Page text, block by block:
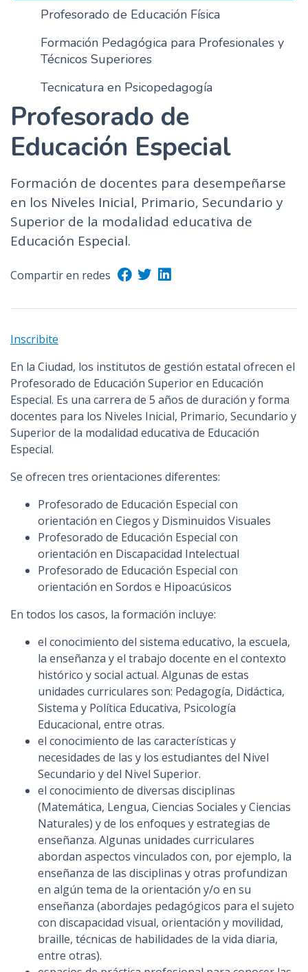
Profesorado de Educación Física
Formación Pedagógica para Profesionales y
Técnicos Superiores
Tecnicatura en Psicopedagogía
Profesorado de
Educación Especial
Formación de docentes para desempeñarse
en los Niveles Inicial, Primario, Secundario y
Superior de la modalidad educativa de
Educación Especial.
Compartir en redes
Inscribite
En la Ciudad, los institutos de gestión estatal ofrecen el
Profesorado de Educación Superior en Educación
Especial. Es una carrera de 5 años de duración y forma
docentes para los Niveles Inicial, Primario, Secundario y
Superior de la modalidad educativa de Educación
Especial.
Se ofrecen tres orientaciones diferentes:
Profesorado de Educación Especial con
orientación en Ciegos y Disminuidos Visuales
Profesorado de Educación Especial con
orientación en Discapacidad Intelectual
Profesorado de Educación Especial con
orientación en Sordos e Hipoacúsicos
En todos los casos, la formación incluye:
el conocimiento del sistema educativo, la escuela,
la enseñanza y el trabajo docente en el contexto
histórico y social actual. Algunas de estas
unidades curriculares son: Pedagogía, Didáctica,
Sistema y Política Educativa, Psicología
Educacional, entre otras.
el conocimiento de las características y
necesidades de las y los estudiantes del Nivel
Secundario y del Nivel Superior.
el conocimiento de diversas disciplinas
(Matemática, Lengua, Ciencias Sociales y Ciencias
Naturales) y de los enfoques y estrategias de
enseñanza. Algunas unidades curriculares
abordan aspectos vinculados con, por ejemplo, la
enseñanza de las disciplinas y otras profundizan
en algún tema de la orientación y/o en su
enseñanza (abordajes pedagógicos para el sujeto
con discapacidad visual, orientación y movilidad,
braille, técnicas de habilidades de la vida diaria,
entre otras).